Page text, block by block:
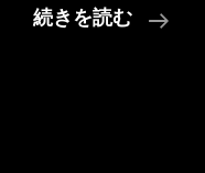
続きを読む
2024